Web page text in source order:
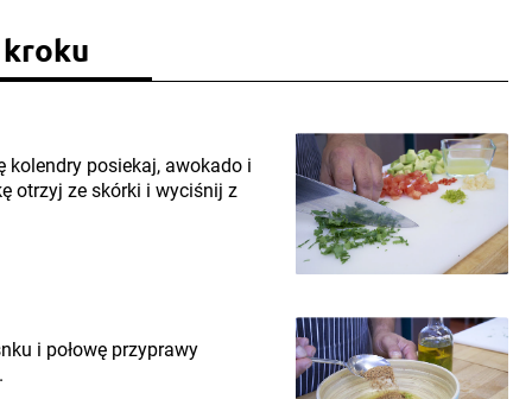
kolendry posiekaj, awokado i
otrzyj ze skórki i wyciśnij z
i połowę przyprawy